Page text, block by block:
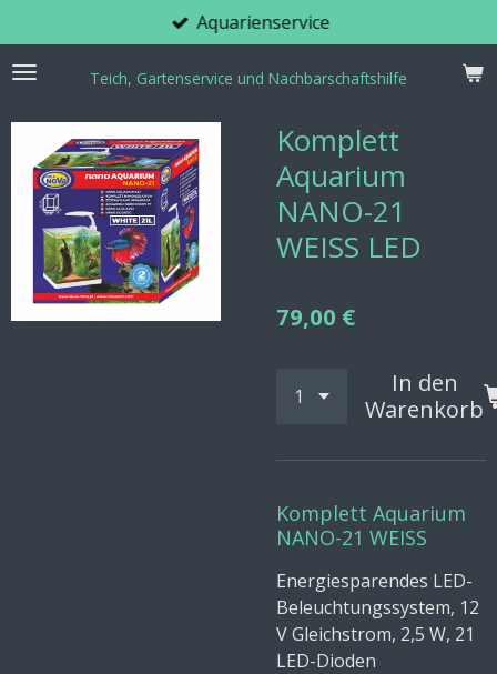
Hauptinhalt
springen
Teich, Gartenservice und Nachbarschaftshilfe
Aquarienservice
Komplett
Aquarium
NANO-21
WEISS LED
79,00 €
In den
Warenkorb
Komplett Aquarium
NANO-21 WEISS
Energiesparendes LED-
Beleuchtungssystem, 12
V Gleichstrom, 2,5 W, 21
LED-Dioden